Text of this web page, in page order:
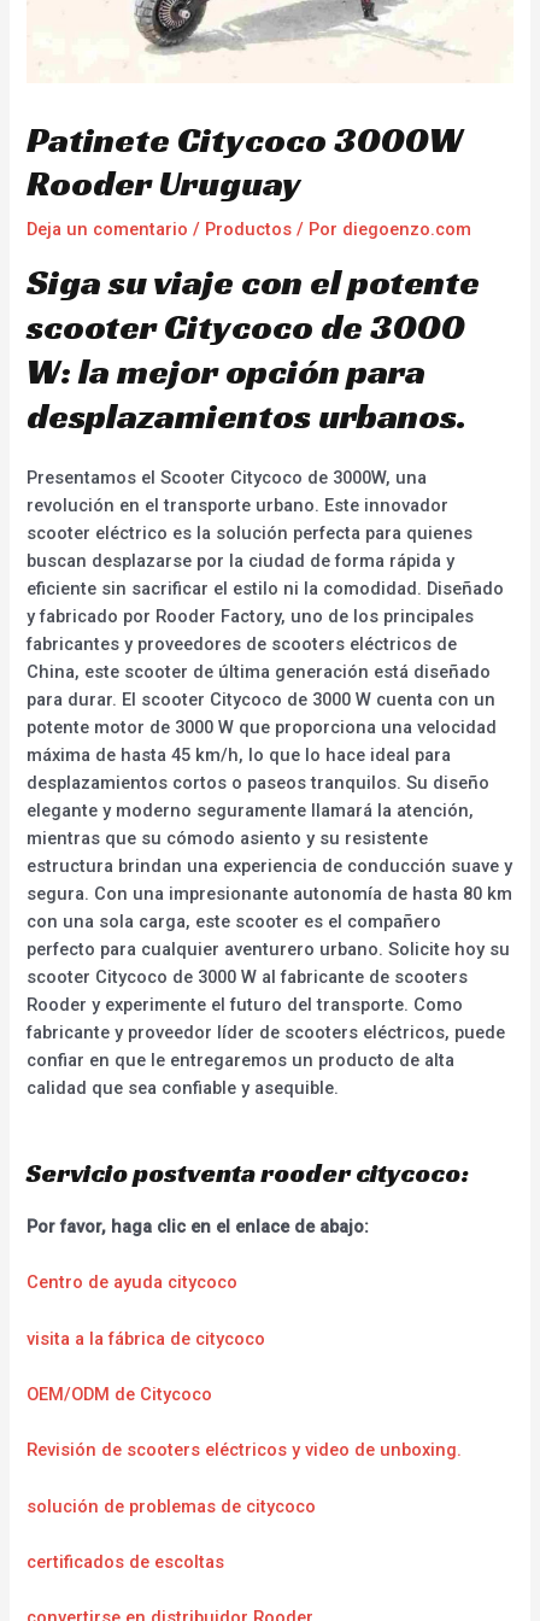
Patinete Citycoco 3000W
Rooder Uruguay
Deja un comentario / Productos / Por diegoenzo.com
Siga su viaje con el potente
scooter Citycoco de 3000
W: la mejor opción para
desplazamientos urbanos.
Presentamos el Scooter Citycoco de 3000W, una
revolución en el transporte urbano. Este innovador
scooter eléctrico es la solución perfecta para quienes
buscan desplazarse por la ciudad de forma rápida y
eficiente sin sacrificar el estilo ni la comodidad. Diseñado
y fabricado por Rooder Factory, uno de los principales
fabricantes y proveedores de scooters eléctricos de
China, este scooter de última generación está diseñado
para durar. El scooter Citycoco de 3000 W cuenta con un
potente motor de 3000 W que proporciona una velocidad
máxima de hasta 45 km/h, lo que lo hace ideal para
desplazamientos cortos o paseos tranquilos. Su diseño
elegante y moderno seguramente llamará la atención,
mientras que su cómodo asiento y su resistente
estructura brindan una experiencia de conducción suave y
segura. Con una impresionante autonomía de hasta 80 km
con una sola carga, este scooter es el compañero
perfecto para cualquier aventurero urbano. Solicite hoy su
scooter Citycoco de 3000 W al fabricante de scooters
Rooder y experimente el futuro del transporte. Como
fabricante y proveedor líder de scooters eléctricos, puede
confiar en que le entregaremos un producto de alta
calidad que sea confiable y asequible.
Servicio postventa rooder citycoco:
Por favor, haga clic en el enlace de abajo:
Centro de ayuda citycoco
visita a la fábrica de citycoco
OEM/ODM de Citycoco
Revisión de scooters eléctricos y video de unboxing.
solución de problemas de citycoco
certificados de escoltas